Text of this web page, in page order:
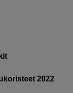
2022